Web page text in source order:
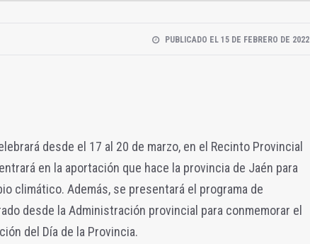
PUBLICADO EL 15 DE FEBRERO DE 2022
desde el 17 al 20 de marzo, en el Recinto Provincial
en la aportación que hace la provincia de Jaén para
climático. Además, se presentará el programa de
desde la Administración provincial para conmemorar el
del Día de la Provincia.